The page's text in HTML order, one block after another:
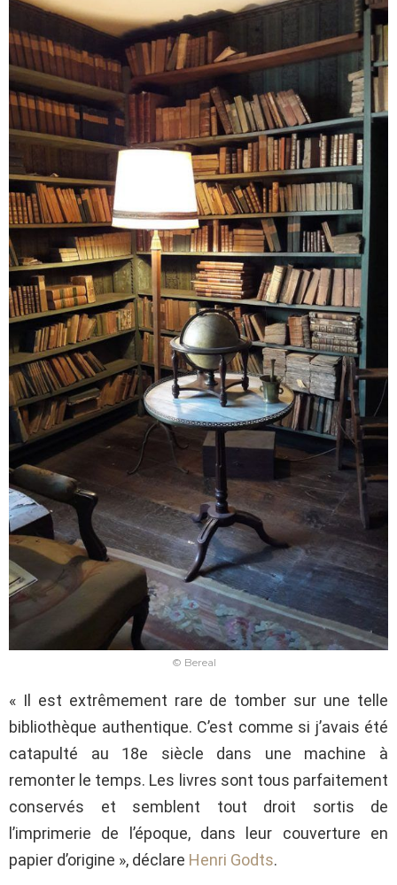
© Bereal
« Il est extrêmement rare de tomber sur une telle
bibliothèque authentique. C’est comme si j’avais été
catapulté au 18e siècle dans une machine à
remonter le temps. Les livres sont tous parfaitement
conservés et semblent tout droit sortis de
l’imprimerie de l’époque, dans leur couverture en
papier d’origine », déclare Henri Godts.